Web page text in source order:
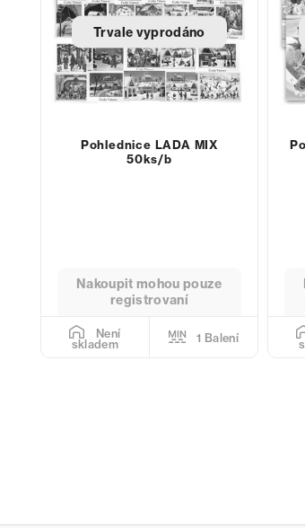
Trvale vyprodáno
Pohlednice LADA MIX
50ks/b
Nakoupit mohou pouze
registrovaní
Není
skladem
1 Balení